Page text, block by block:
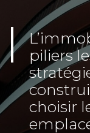
piliers
choisir